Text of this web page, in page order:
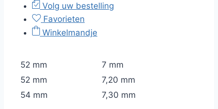
Volg uw bestelling
Favorieten
Winkelmandje
52 mm
7 mm
52 mm
7,20 mm
54 mm
7,30 mm